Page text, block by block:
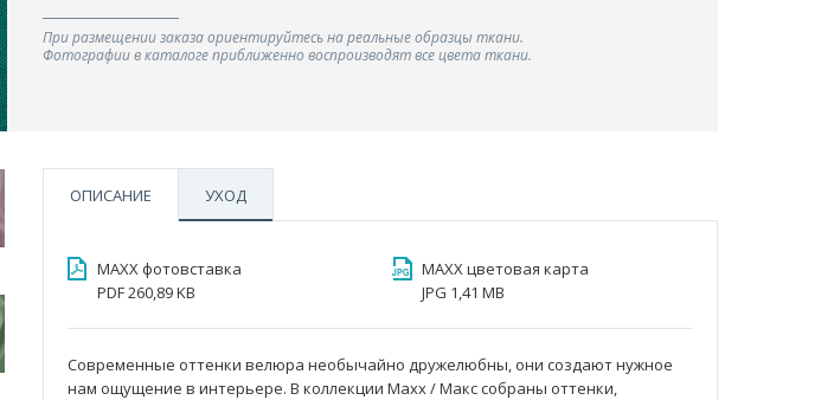
При размещении заказа ориентируйтесь на реальные образцы ткани.
Фотографии в каталоге приближенно воспроизводят все цвета ткани.
ОПИСАНИЕ УХОД
MAXX фотовставка
PDF 260,89 KB
MAXX цветовая карта
JPG 1,41 MB
Современные оттенки велюра необычайно дружелюбны, они создают нужное
нам ощущение в интерьере. В коллекции Maxx / Макс собраны оттенки,